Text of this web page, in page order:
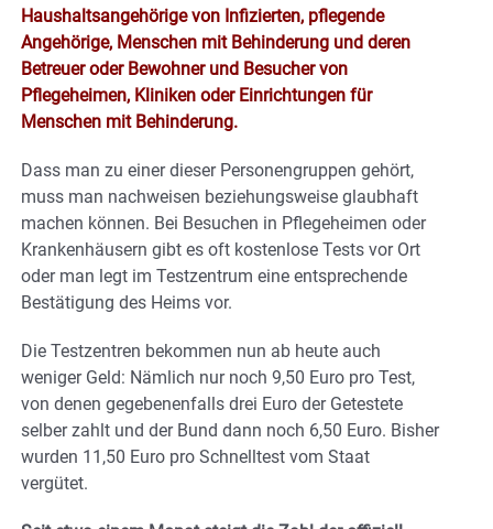
Haushaltsangehörige von Infizierten, pflegende
Angehörige, Menschen mit Behinderung und deren
Betreuer oder Bewohner und Besucher von
Pflegeheimen, Kliniken oder Einrichtungen für
Menschen mit Behinderung.
Dass man zu einer dieser Personengruppen gehört,
muss man nachweisen beziehungsweise glaubhaft
machen können. Bei Besuchen in Pflegeheimen oder
Krankenhäusern gibt es oft kostenlose Tests vor Ort
oder man legt im Testzentrum eine entsprechende
Bestätigung des Heims vor.
Die Testzentren bekommen nun ab heute auch
weniger Geld: Nämlich nur noch 9,50 Euro pro Test,
von denen gegebenenfalls drei Euro der Getestete
selber zahlt und der Bund dann noch 6,50 Euro. Bisher
wurden 11,50 Euro pro Schnelltest vom Staat
vergütet.